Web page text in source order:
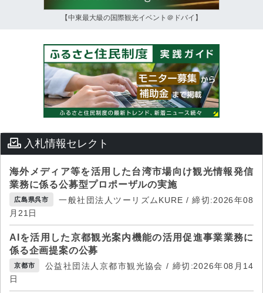
【中東最大級の国際観光イベント＠ドバイ】
入札情報セレクト
海外メディア等を活用した台湾市場向け観光情報発信
業務に係る公募型プロポーザルの実施
広島県呉市
一般社団法人ツーリズムKURE / 締切:2026年08
月21日
AIを活用した京都観光案内機能の活用促進事業業務に
係る企画提案の公募
京都市
公益社団法人京都市観光協会 / 締切:2026年08月14
日